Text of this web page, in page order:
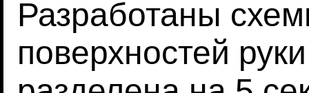
Разработаны
поверхностей